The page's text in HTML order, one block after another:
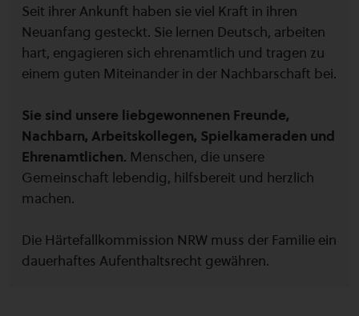
Seit ihrer Ankunft haben sie viel Kraft in ihren
Neuanfang gesteckt. Sie lernen Deutsch, arbeiten
hart, engagieren sich ehrenamtlich und tragen zu
einem guten Miteinander in der Nachbarschaft bei.
Sie sind unsere liebgewonnenen Freunde,
Nachbarn, Arbeitskollegen, Spielkameraden und
Ehrenamtlichen. Menschen, die unsere
Gemeinschaft lebendig, hilfsbereit und herzlich
machen.
Die Härtefallkommission NRW muss der Familie ein
dauerhaftes Aufenthaltsrecht gewähren.